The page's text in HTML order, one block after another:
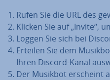
Rufen Sie die URL des
Klicken Sie auf „Invite“,
Loggen Sie sich bei
Erteilen Sie dem
Ihren Discord-Kanal
Der Musikbot erscheint